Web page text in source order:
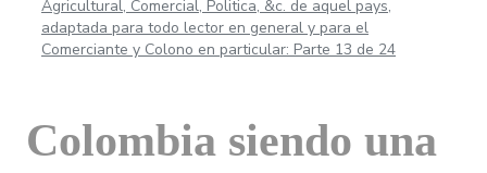
Agricultural, Comercial, Politica, &c. de aquel pays,
adaptada para todo lector en general y para el
Comerciante y Colono en particular: Parte 13 de 24
Colombia siendo una